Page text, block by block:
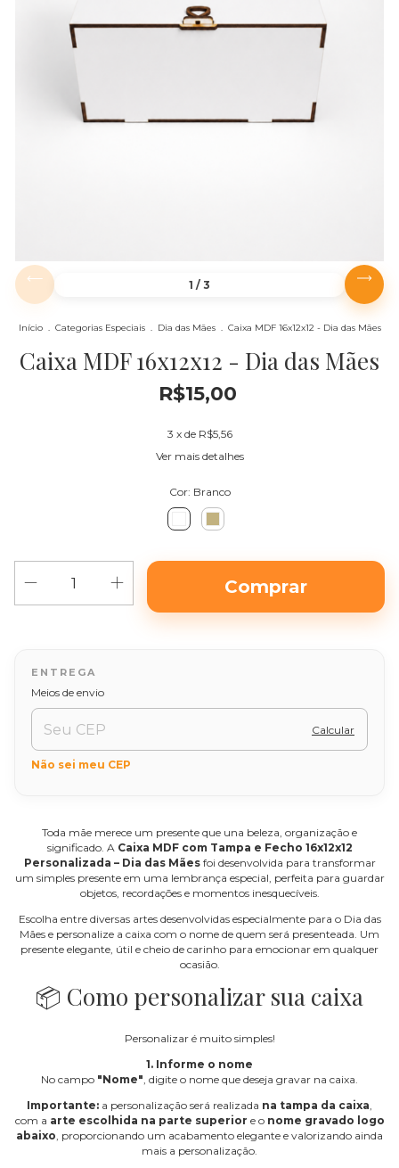
1 / 3
Início . Categorias Especiais . Dia das Mães . Caixa MDF 16x12x12 - Dia das Mães
Caixa MDF 16x12x12 - Dia das Mães
R$15,00
3 x de R$5,56
Ver mais detalhes
Cor: Branco
Entregas para o CEP:
Meios de envio
Calcular
Não sei meu CEP
Toda mãe merece um presente que una beleza, organização e
significado. A Caixa MDF com Tampa e Fecho 16x12x12
Personalizada – Dia das Mãesfoi desenvolvida para transformar
um simples presente em uma lembrança especial, perfeita para guardar
objetos, recordações e momentos inesquecíveis.
Escolha entre diversas artes desenvolvidas especialmente para o Dia das
Mães e personalize a caixa com o nome de quem será presenteada. Um
presente elegante, útil e cheio de carinho para emocionar em qualquer
ocasião.
📦 Como personalizar sua caixa
Personalizar é muito simples!
1. Informe o nome
No campo "Nome" , digite o nome que deseja gravar na caixa.
Importante: a personalização será realizada na tampa da caixa
com a arte escolhida na parte superior e o nome gravado logo
abaixo , proporcionando um acabamento elegante e valorizando ainda
mais a personalização.